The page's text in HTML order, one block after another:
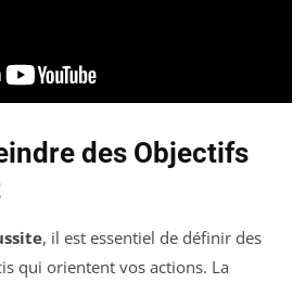
des Objectifs
, il est essentiel de définir des
qui orientent vos actions. La